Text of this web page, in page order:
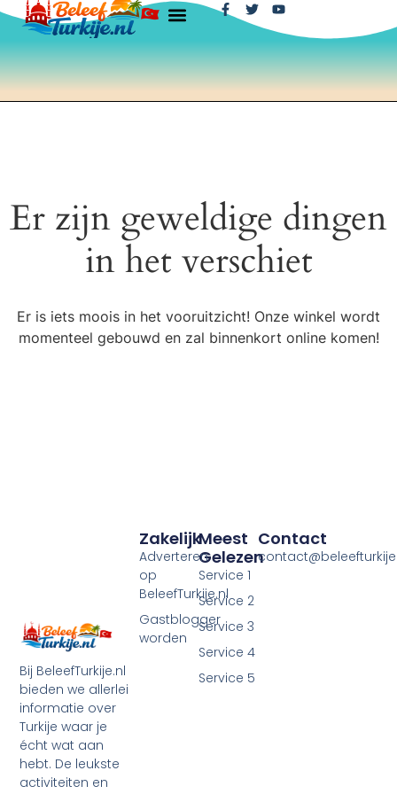
Er zijn geweldige dingen
in het verschiet
Er is iets moois in het vooruitzicht! Onze winkel wordt
momenteel gebouwd en zal binnenkort online komen!
Bij BeleefTurkije.nl
bieden we allerlei
informatie over
Turkije waar je
écht wat aan
hebt. De leukste
activiteiten en
Meest
Gelezen
Service 1
Service 2
Service 3
Service 4
Service 5
Zakelijk
Adverteren
op
BeleefTurkije.nl
Gastblogger
worden
Contact